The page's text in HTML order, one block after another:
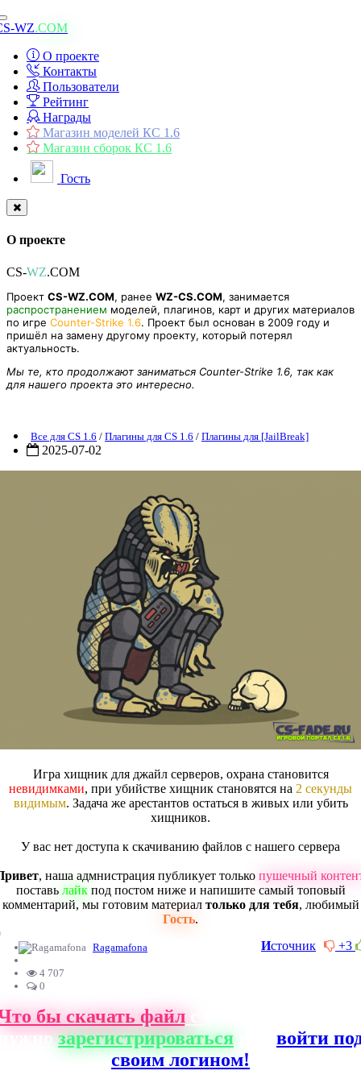
Toggle
navigation
WZ.COM
О проекте
Контакты
Пользователи
Рейтинг
Награды
Магазин моделей КС 1.6
Магазин сборок КС 1.6
Гость
О проекте
CS-WZ.COM
Проект CS-WZ.COM, ранее WZ-CS.COM, занимается
распространением моделей, плагинов, карт и других материалов
по игре Counter-Strike 1.6. Проект был основан в 2009 году и
пришёл на замену другому проекту, который потерял
актуальность.
Мы те, кто продолжают заниматься Counter-Strike 1.6, так как
для нашего проекта это интересно.
Все для CS 1.6 / Плагины для CS 1.6 / Плагины для [JailBreak]
2025-07-02
Игра хищник для джайл серверов, охрана становится
невидимками, при убийстве хищник становятся на 2 секунды
видимым. Задача же арестантов остаться в живых или убить
хищников.
У вас нет доступа к скачиванию файлов с нашего сервера
, наша адмнистрация публикует только пушечный
поставь лайкпод постом ниже и напишите самый топовый
комментарий, мы готовим материал только для тебя, любимый
Гость.
+3
Источник
Ragamafona
4 707
0
бы скачать файлс нашего сайта,
зарегистрироваться
войти
своим логином!